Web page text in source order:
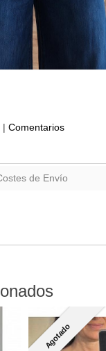
| Comentarios
de Envío
Agotado